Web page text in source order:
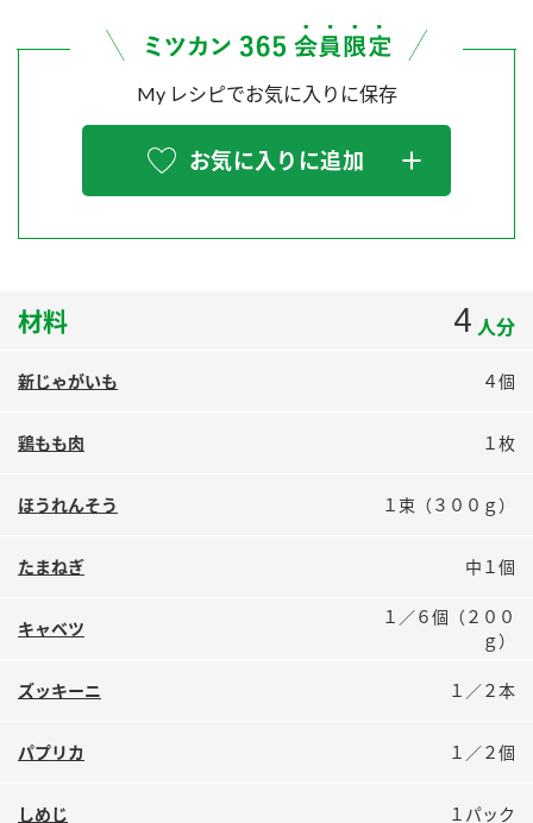
炊き込みご飯の素 米飯用調味液
Fibee
三ツ判山吹
スペシャルサイト
お酢を知ろう！
すしラボ
納豆の豆知識
ロングセラー商品 ＋ おすすめレシピ
MIM（ミツカンミュージアム）
お客様の声をいかしました
販売終了製品のご案内
よくあるご質問
ミツカン公式通販
製造所固有記号一覧
My レシピでお気に入りに保存
お気に入りに追加
材料 4 人分
新じゃがいも ４個
鶏もも肉 １枚
ほうれんそう １束（３００ｇ）
たまねぎ 中１個
キャベツ
１／６個（２００
ｇ）
ズッキーニ １／２本
パプリカ １／２個
しめじ １パック